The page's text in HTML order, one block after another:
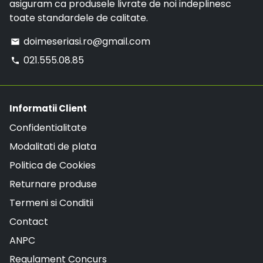
asiguram ca produsele livrate de noi indeplinesc
toate standardele de calitate.
email doimeseriasi.ro@gmail.com
phone 021.555.08.85
Informatii Client
Confidentialitate
Modalitati de plata
Politica de Cookies
Returnare produse
Termeni si Conditii
Contact
ANPC
Regulament Concurs